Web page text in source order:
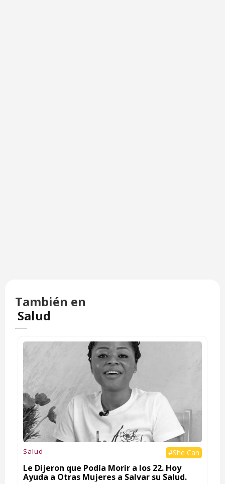
También en
Salud
Salud #She Can
Le Dijeron que Podía Morir a los 22. Hoy
Ayuda a Otras Mujeres a Salvar su Salud.